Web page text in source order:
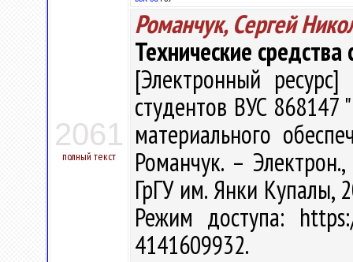
2061
полный текст
Романчук, Сергей
Технические
[Электронный
студентов ВУС
материального
Романчук. –
ГрГУ им. Янки Купалы,
Режим доступа:
4141609932.